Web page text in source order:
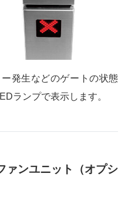
発生などのゲートの状態
ランプで表示します。
ァンユニット（オプシ